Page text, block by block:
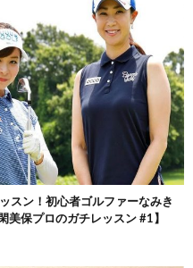
スン！初心者ゴルファーなみき
保プロのガチレッスン #1】